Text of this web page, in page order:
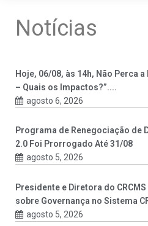
Notícias
Hoje, 06/08, às 14h, Não Perca
– Quais os Impactos?”....
agosto 6, 2026
Programa de Renegociação de
2.0 Foi Prorrogado Até 31/08
agosto 5, 2026
Presidente e Diretora do
sobre Governança no Sistema
agosto 5, 2026